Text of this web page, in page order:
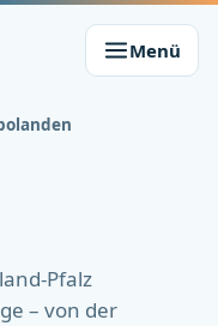
Menü
Pfalz
– von der